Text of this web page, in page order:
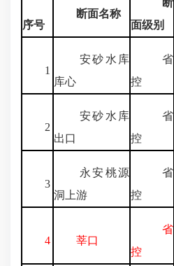
序号
断面名称
断
面级别
1
安砂水库
库心
省
控
2
安砂水库
出口
省
控
3
永安桃源
洞上游
省
控
4 莘口
省
控